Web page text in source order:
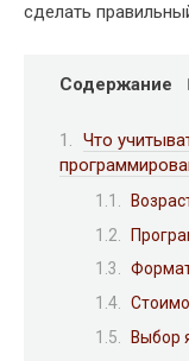
сделать
Содержание
Что
Выбор